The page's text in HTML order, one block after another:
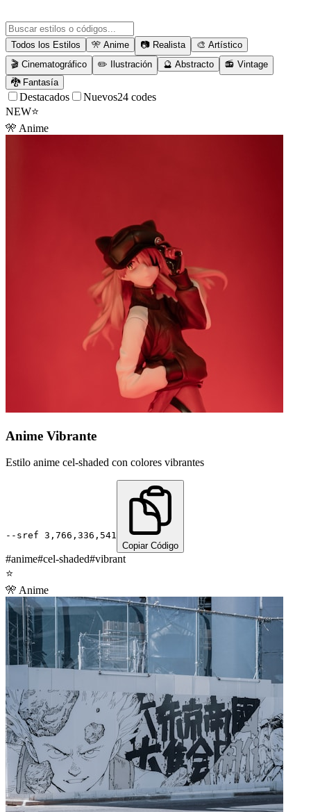
Todos los Estilos 🎌 Anime 📷 Realista 🎨 Artístico
🎬 Cinematográfico ✏️ Ilustración 🔮 Abstracto 📻 Vintage
🐉 Fantasía
Destacados Nuevos24 codes
NEW⭐
🎌 Anime
Anime Vibrante
Estilo anime cel-shaded con colores vibrantes
--sref 3,766,336,541
Copiar Código
#anime#cel-shaded#vibrant
⭐
🎌 Anime